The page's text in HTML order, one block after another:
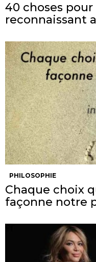
40 choses
reconnaissant
PHILOSOPHIE
Chaque choix
façonne notre